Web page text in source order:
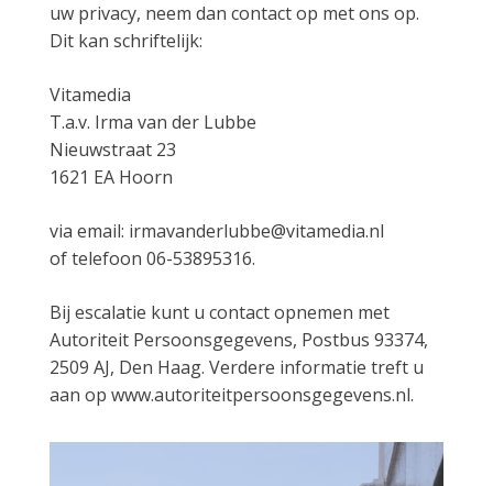
uw privacy, neem dan contact op met ons op.
Dit kan schriftelijk:
Vitamedia
T.a.v. Irma van der Lubbe
Nieuwstraat 23
1621 EA Hoorn
via email: irmavanderlubbe@vitamedia.nl
of telefoon 06-53895316.
Bij escalatie kunt u contact opnemen met
Autoriteit Persoonsgegevens, Postbus 93374,
2509 AJ, Den Haag. Verdere informatie treft u
aan op www.autoriteitpersoonsgegevens.nl.